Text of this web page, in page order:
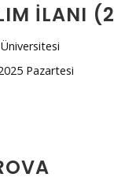
İLANI
Pazartesi